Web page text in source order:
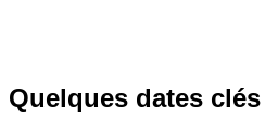
Quelques dates clés